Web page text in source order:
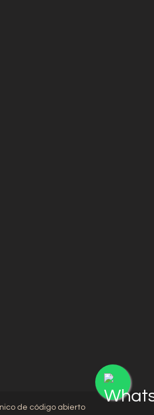
de código abierto